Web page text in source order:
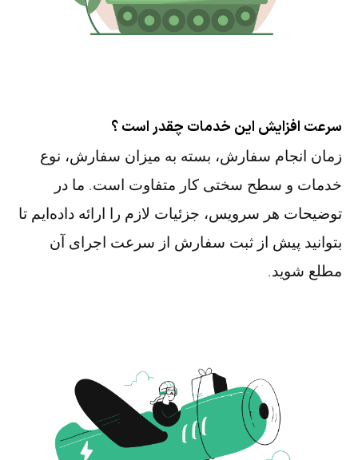
سرعت افزایش این خدمات چقدر است ؟
زمان انجام سفارش، بسته به میزان سفارش، نوع
خدمات و سطح سختی کار متفاوت است. ما در
توضیحات هر سرویس، جزئیات لازم را ارائه داده‌ایم تا
بتوانید پیش از ثبت سفارش از سرعت اجرای آن
مطلع شوید.